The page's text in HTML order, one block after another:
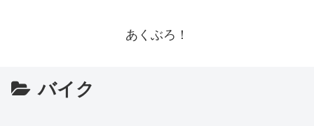
あくぶろ！
バイク